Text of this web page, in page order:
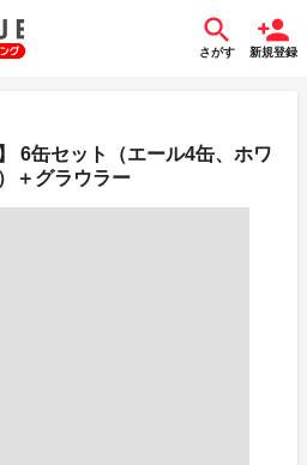
さがす 新規登録
6缶セット（エール4缶、ホワ
＋グラウラー